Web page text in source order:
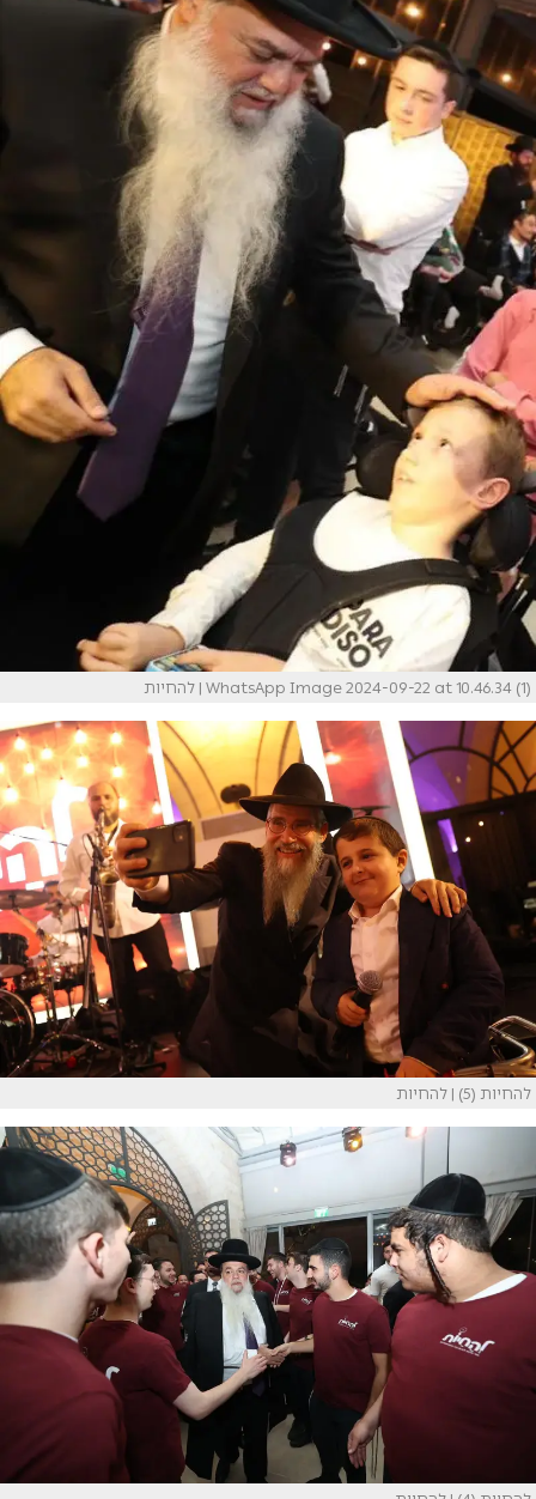
WhatsApp Image 2024-09-22 at 10.46.34 (1) | להחיות
להחיות (5) | להחיות